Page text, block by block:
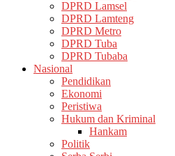
DPRD Lamsel
DPRD Lamteng
DPRD Metro
DPRD Tuba
DPRD Tubaba
Nasional
Pendidikan
Ekonomi
Peristiwa
Hukum dan Kriminal
Hankam
Politik